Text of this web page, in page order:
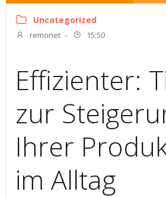
Uncategorized
remonet - 15:50
Effizienter:
zur
Ihrer
im Alltag